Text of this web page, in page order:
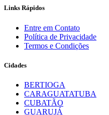
Links Rápidos
Entre em Contato
Política de Privacidade
Termos e Condições
Cidades
BERTIOGA
CARAGUATATUBA
CUBATÃO
GUARUJÁ